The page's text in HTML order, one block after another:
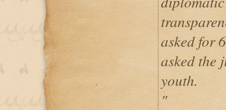
asked for
asked the
youth.
"